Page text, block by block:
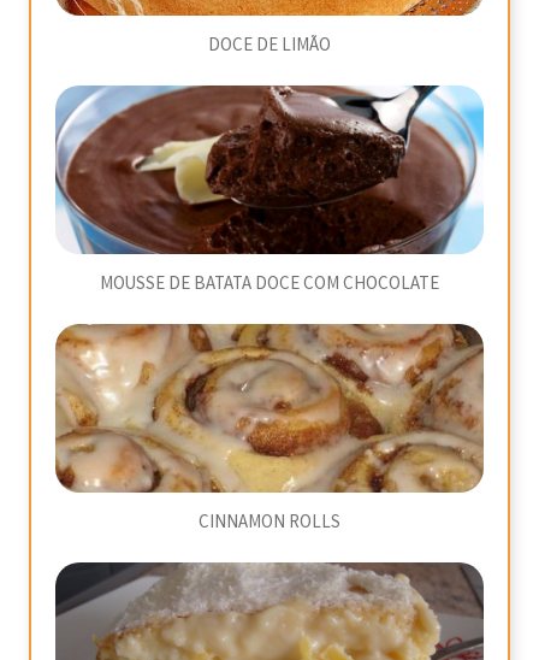
DOCE DE LIMÃO
MOUSSE DE BATATA DOCE COM CHOCOLATE
CINNAMON ROLLS